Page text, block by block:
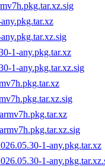
1-any.pkg.tar.xz
1-any.pkg.tar.xz.sig
1-any.pkg.tar.xz
1-